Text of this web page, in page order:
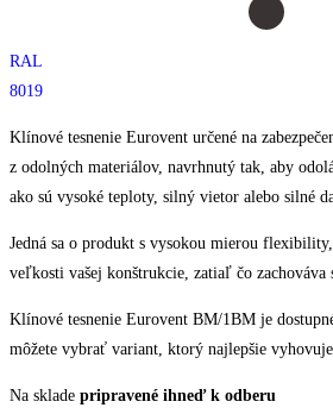
RAL
8019
Klínové tesnenie Eurovent určené na
z odolných materiálov, navrhnutý tak, aby
ako sú vysoké teploty, silný vietor alebo silné
Jedná sa o produkt s vysokou mierou
veľkosti vašej konštrukcie, zatiaľ čo zachováva
Klínové tesnenie Eurovent BM/1BM je
môžete vybrať variant, ktorý najlepšie
Na sklade pripravené ihneď k odberu